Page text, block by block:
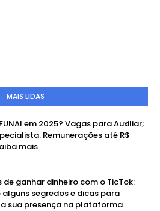
MAIS LIDAS
em 2025? Vagas para Auxiliar;
Remunerações até R$
mais
de ganhar dinheiro com o TicTok:
segredos e dicas para
sua presença na plataforma.